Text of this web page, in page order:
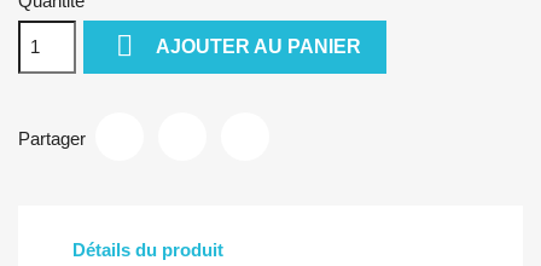
 AJOUTER AU PANIER
Partager
Détails du produit